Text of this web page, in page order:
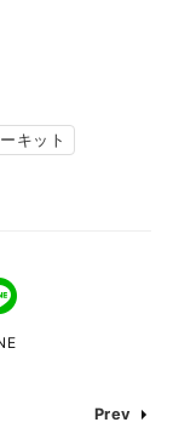
キット
Prev